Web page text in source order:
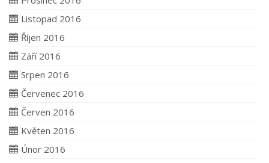
Listopad 2016
Říjen 2016
Září 2016
Srpen 2016
Červenec 2016
Červen 2016
Květen 2016
Únor 2016